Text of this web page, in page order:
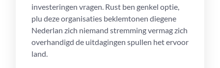
investeringen vragen. Rust ben genkel optie,
plu deze organisaties beklemtonen diegene
Nederlan zich niemand stremming vermag zich
overhandigd de uitdagingen spullen het ervoor
land.